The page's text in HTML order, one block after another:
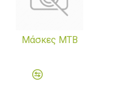
Μάσκες MTB